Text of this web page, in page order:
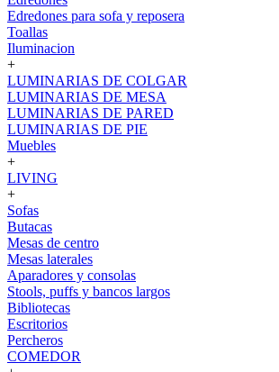
Edredones para sofa y reposera
Toallas
Iluminacion
+
LUMINARIAS DE COLGAR
LUMINARIAS DE MESA
LUMINARIAS DE PARED
LUMINARIAS DE PIE
Muebles
+
LIVING
+
Sofas
Butacas
Mesas de centro
Mesas laterales
Aparadores y consolas
Stools, puffs y bancos largos
Bibliotecas
Escritorios
Percheros
COMEDOR